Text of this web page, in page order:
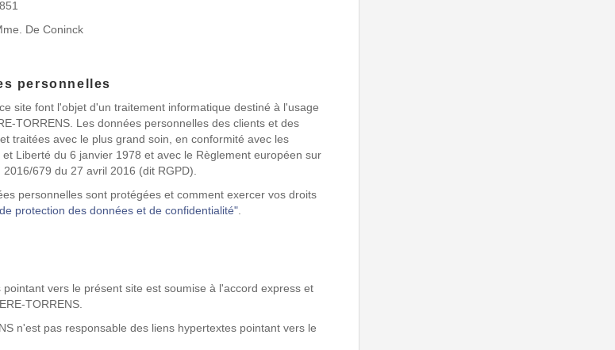
De Coninck
personnelles
site font l'objet d'un traitement informatique destiné à l'usage
TORRENS. Les données personnelles des clients et des
traitées avec le plus grand soin, en conformité avec les
Liberté du 6 janvier 1978 et avec le Règlement européen sur
679 du 27 avril 2016 (dit RGPD).
personnelles sont protégées et comment exercer vos droits
protection des données et de confidentialité"
vers le présent site est soumise à l'accord express et
TORRENS.
n'est pas responsable des liens hypertextes pointant vers le